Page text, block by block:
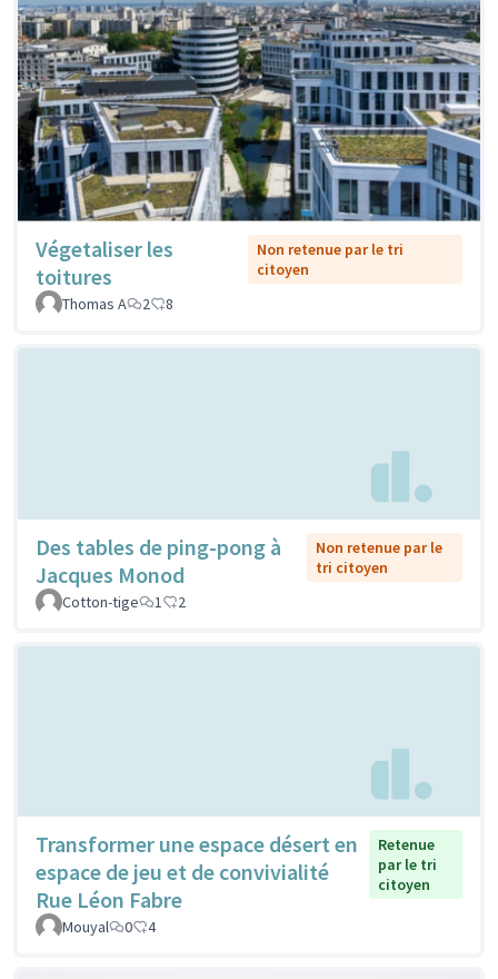
Végetaliser les
toitures
Non retenue par le tri
citoyen
Thomas A
2 8
Des tables de ping-pong à
Jacques Monod
Non retenue par le
tri citoyen
Cotton-tige
1 2
Transformer une espace désert en
espace de jeu et de convivialité
Rue Léon Fabre
Retenue
par le tri
citoyen
Mouyal 0 4